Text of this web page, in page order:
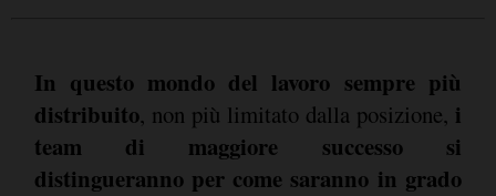
In questo mondo del lavoro sempre più
distribuito, non più limitato dalla posizione, i
team di maggiore successo si
distingueranno per come saranno in grado